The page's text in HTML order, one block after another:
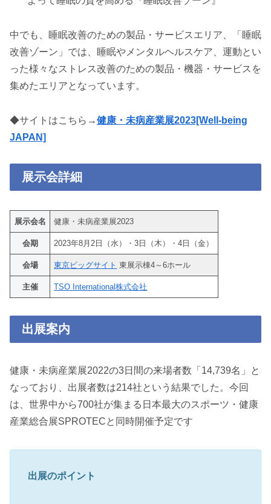
中でも、睡眠改善のための製品・サービスエリア、「睡眠
改善ゾーン」では、睡眠やメンタルヘルスケア、運動とい
った様々なストレス改善のための製品・機器・サービスを
集めたエリアとなっています。
◆サイトはこちら→健康・未病産業展2023[Well-being
JAPAN]
展示会詳細
展示会名 健康・未病産業展2023
会期 2023年8⽉2⽇（⽔）・3⽇（⽊）・4⽇（⾦）
会場 東京ビッグサイト 東展示棟4～6ホール
主催 TSO International株式会社
出展案内
健康・未病産業展2022の3日間の来場者数「14,739名」と
なっており、出展者数は214社という結果でした。今回
は、世界中から700社が集まる日本最大のスポーツ・健康
産業総合展SPROTECと同時開催予定です
出展のポイント